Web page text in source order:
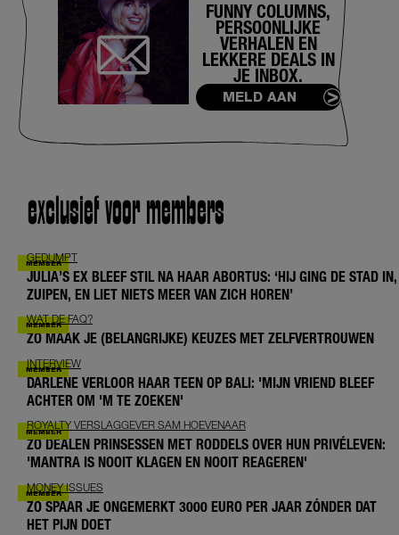
FUNNY COLUMNS,
PERSOONLIJKE
VERHALEN EN
LEKKERE DEALS IN
JE INBOX.
MELD AAN
exclusief voor members
GEDUMPT
JULIA’S EX BLEEF STIL NA HAAR ABORTUS: ‘HIJ GING DE STAD IN,
ZUIPEN, EN LIET NIETS MEER VAN ZICH HOREN’
WAT DE FAQ?
ZO MAAK JE (BELANGRIJKE) KEUZES MET ZELFVERTROUWEN
INTERVIEW
DARLENE VERLOOR HAAR TEEN OP BALI: 'MIJN VRIEND BLEEF
ACHTER OM 'M TE ZOEKEN'
ROYALTY VERSLAGGEVER SAM HOEVENAAR
ZO DEALEN PRINSESSEN MET RODDELS OVER HUN PRIVÉLEVEN:
'MANTRA IS NOOIT KLAGEN EN NOOIT REAGEREN'
MONEY ISSUES
ZO SPAAR JE ONGEMERKT 3000 EURO PER JAAR ZÓNDER DAT
HET PIJN DOET